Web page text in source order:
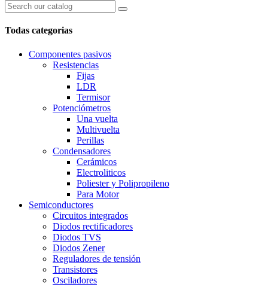
Todas categorias
Componentes pasivos
Resistencias
Fijas
LDR
Termisor
Potenciómetros
Una vuelta
Multivuelta
Perillas
Condensadores
Cerámicos
Electroliticos
Poliester y Polipropileno
Para Motor
Semiconductores
Circuitos integrados
Diodos rectificadores
Diodos TVS
Diodos Zener
Reguladores de tensión
Transistores
Osciladores